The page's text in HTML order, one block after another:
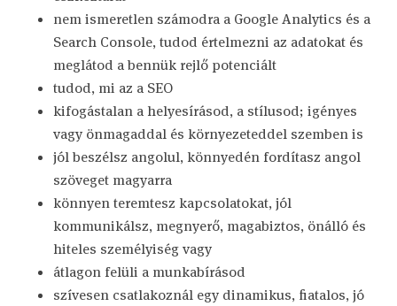
nem ismeretlen számodra a Google Analytics és a
Search Console, tudod értelmezni az adatokat és
meglátod a bennük rejlő potenciált
tudod, mi az a SEO
kifogástalan a helyesírásod, a stílusod; igényes
vagy önmagaddal és környezeteddel szemben is
jól beszélsz angolul, könnyedén fordítasz angol
szöveget magyarra
könnyen teremtesz kapcsolatokat, jól
kommunikálsz, megnyerő, magabiztos, önálló és
hiteles személyiség vagy
átlagon felüli a munkabírásod
szívesen csatlakoznál egy dinamikus, fiatalos, jó